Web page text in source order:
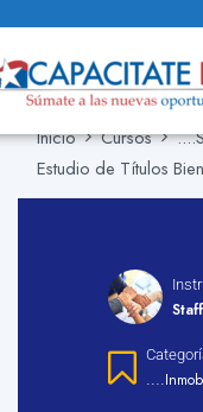
Inicio Cursos
Estudio de Títulos